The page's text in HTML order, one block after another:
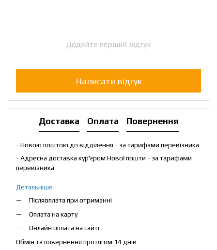
Додайте перший відгук
Написати відгук
Доставка Оплата Повернення
- Новою поштою до відділення - за тарифами перевізника
- Адресна доставка кур'єром Нової пошти - за тарифами
перевізника
Детальніше
Післяоплата при отриманні
Оплата на карту
Онлайн оплата на сайті
Обмін та повернення протягом 14 днів